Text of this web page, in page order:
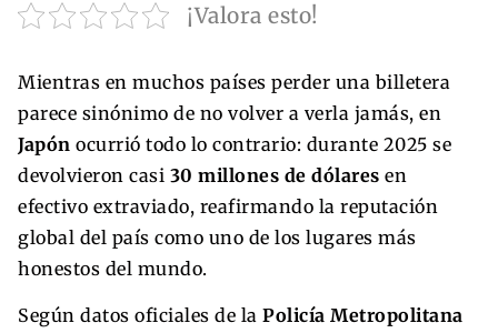
¡Valora esto!
Mientras en muchos países perder una billetera
parece sinónimo de no volver a verla jamás, en
Japón ocurrió todo lo contrario: durante 2025 se
devolvieron casi 30 millones de dólares en
efectivo extraviado, reafirmando la reputación
global del país como uno de los lugares más
honestos del mundo.
Según datos oficiales de la Policía Metropolitana